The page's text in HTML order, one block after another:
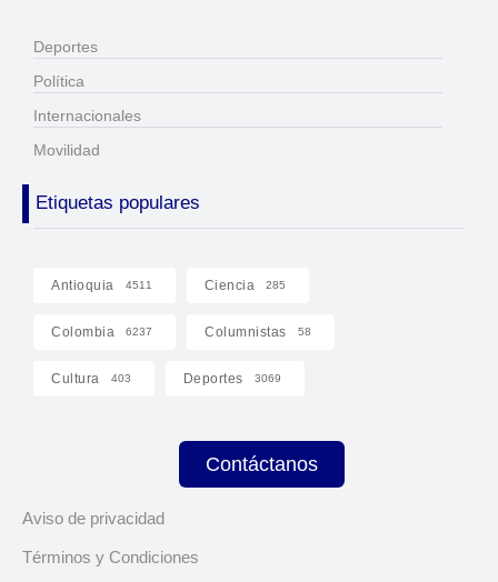
Deportes
Política
Internacionales
Movilidad
Etiquetas populares
Antioquia 4511 Ciencia 285
Colombia 6237 Columnistas 58
Cultura 403 Deportes 3069
Contáctanos
Aviso de privacidad
Términos y Condiciones